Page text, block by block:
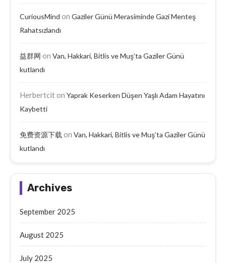
CuriousMind on Gaziler Günü Merasiminde Gazi Menteş
Rahatsızlandı
益群网 on Van, Hakkari, Bitlis ve Muş’ta Gaziler Günü
kutlandı
Herbertciton Yaprak Keserken Düşen Yaşlı Adam Hayatını
Kaybetti
免费资源下载 on Van, Hakkari, Bitlis ve Muş’ta Gaziler Günü
kutlandı
Archives
September 2025
August 2025
July 2025